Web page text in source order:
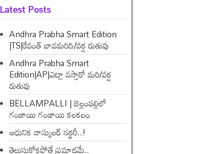
Latest Posts
Andhra Prabha Smart Edition
|TS|రేవంత్​ బావమరిది/వర్ష రుతువు
Andhra Prabha Smart
Edition|AP|ఎట్లా వస్తారో మరి/వర్ష
రుతువు
BELLAMPALLI | బెల్లంపల్లిలో
గంజాయి గంజాయి కలకలం
ఆధునిక వాస్కులర్ సర్జరీ..!
తెలుసుకోకపోతే ప్రమాదమే..